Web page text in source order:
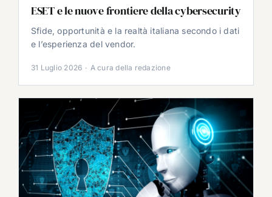
ESET e le nuove frontiere della cybersecurity
Sfide, opportunità e la realtà italiana secondo i dati
e l’esperienza del vendor.
31 Luglio 2026 · A cura della redazione